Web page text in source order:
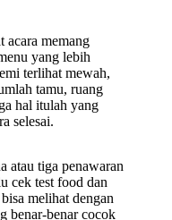
acara memang
yang lebih
terlihat mewah,
tamu, ruang
hal itulah yang
selesai.
atau tiga penawaran
cek test food dan
melihat dengan
benar-benar cocok